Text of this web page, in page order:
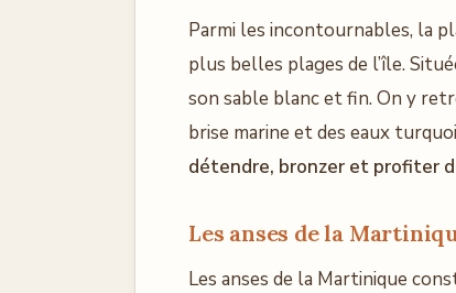
Parmi les incontournables, la
plus belles plages de l’île.
son sable blanc et fin. On y
brise marine et des eaux
détendre, bronzer et profiter
Les anses de la
Les anses de la Martinique